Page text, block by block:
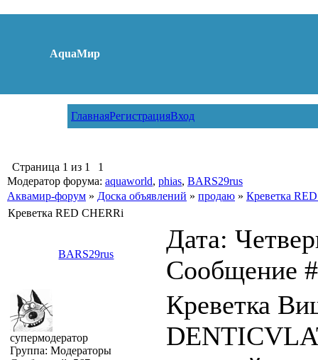
AquaМир
ГлавнаяРегистрацияВход
Страница 1 из 1
1
Модератор форума: aquaworld, phias, BARS29rus
Аквамир-форум » Доска объявлений » продаю » Креветка
Креветка RED CHERRi
BARS29rus
Дата:
Сообщение
супермодератор
Группа: Модераторы
Креветка